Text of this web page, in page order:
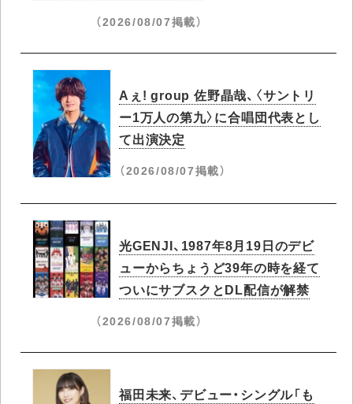
（2026/08/07掲載）
Aぇ! group 佐野晶哉、〈サントリ
ー1万人の第九〉に合唱団代表とし
て出演決定
（2026/08/07掲載）
光GENJI、1987年8月19日のデビ
ューからちょうど39年の時を経て
ついにサブスクとDL配信が解禁
（2026/08/07掲載）
福田未来、デビュー・シングル「も